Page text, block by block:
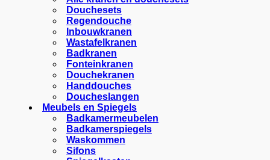
Douchesets
Regendouche
Inbouwkranen
Wastafelkranen
Badkranen
Fonteinkranen
Douchekranen
Handdouches
Doucheslangen
Meubels en Spiegels
Badkamermeubelen
Badkamerspiegels
Waskommen
Sifons